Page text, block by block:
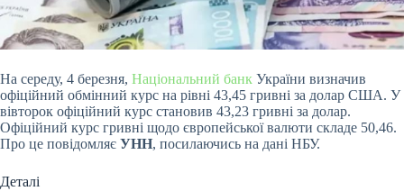
На середу, 4 березня, Національний банк України визначив
офіційний обмінний курс на рівні 43,45 гривні за долар США. У
вівторок офіційний курс становив 43,23 гривні за долар.
Офіційний курс гривні щодо європейської валюти складе 50,46.
Про це повідомляє УНН, посилаючись на дані НБУ.
Деталі